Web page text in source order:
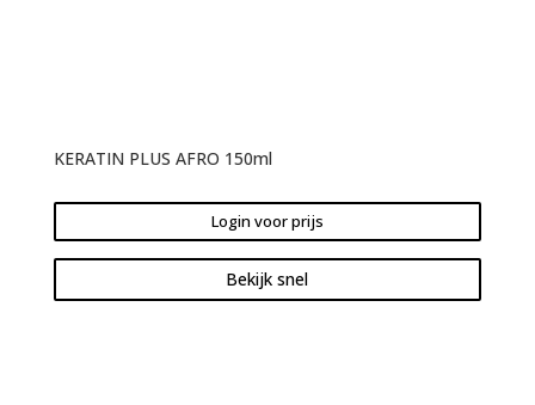
KERATIN PLUS AFRO 150ml
Login voor prijs
Bekijk snel